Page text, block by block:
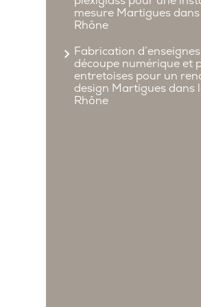
mesure Martigues
Rhône
Fabrication
découpe numérique et
entretoises pour un
design Martigues dans
Rhône